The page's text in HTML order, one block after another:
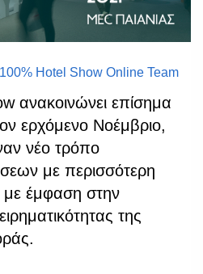
100% Hotel Show Online Team
ανακοινώνει επίσημα
ερχόμενο Νοέμβριο,
νέο τρόπο
με περισσότερη
με έμφαση στην
της